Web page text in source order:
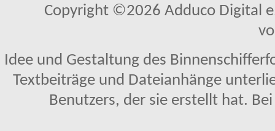
Copyright ©2026 Adduco Digital
Idee und Gestaltung des
Textbeiträge und Dateianhänge
Benutzers, der sie erstellt hat.